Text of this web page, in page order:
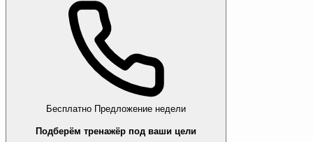
Бесплатно Предложение недели
Подберём тренажёр под ваши цели